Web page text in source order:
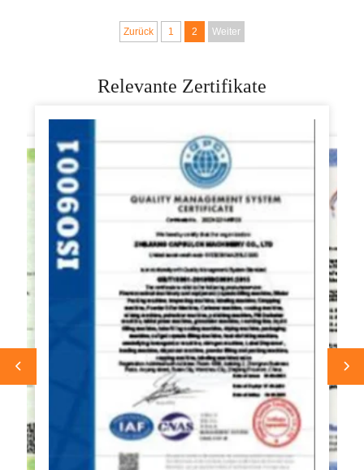
Keksmaschine,
Carla-Stab,
Formmaschine
Zurück 1 2 Weiter
Relevante Zertifikate